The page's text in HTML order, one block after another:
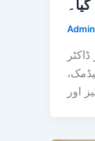
Admin
اور